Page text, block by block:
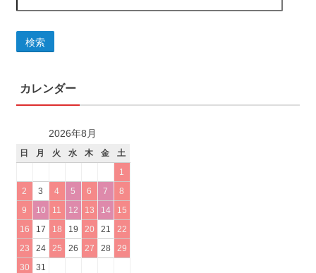
検索
カレンダー
2026年8月
日 月 火 水 木 金
土
1
2
3 4 5 6 7
8
9
10 11 12 13 14
15
16
17 18 19 20 21
22
23
24 25 26 27 28
29
30
31